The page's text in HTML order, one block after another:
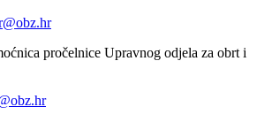
pročelnice Upravnog odjela za obrt i